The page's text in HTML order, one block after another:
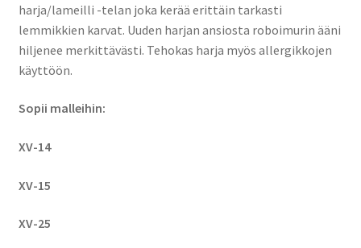
harja/lameilli -telan joka kerää erittäin tarkasti
lemmikkien karvat. Uuden harjan ansiosta roboimurin ääni
hiljenee merkittävästi. Tehokas harja myös allergikkojen
käyttöön.
Sopii malleihin:
XV-14
XV-15
XV-25